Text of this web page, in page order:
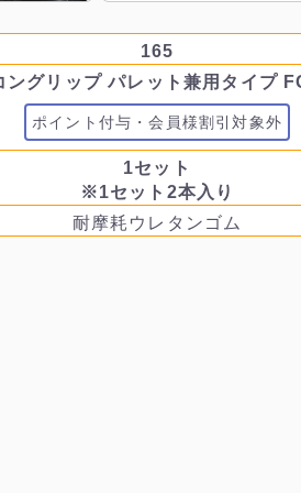
165
ングリップ パレット兼用タイプ
ポイント付与・会員様割引対象外
1セット
※1セット2本入り
耐摩耗ウレタンゴム